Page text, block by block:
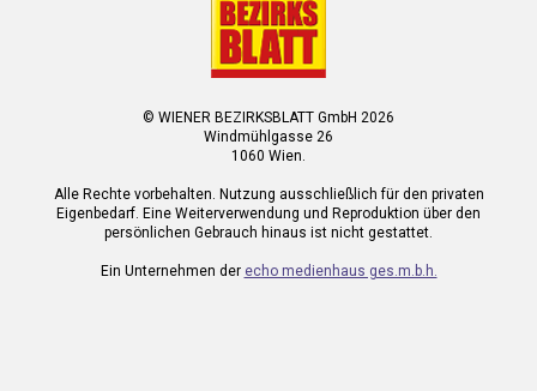
© WIENER BEZIRKSBLATT GmbH 2026
Windmühlgasse 26
1060 Wien.
Alle Rechte vorbehalten. Nutzung ausschließlich für den privaten
Eigenbedarf. Eine Weiterverwendung und Reproduktion über den
persönlichen Gebrauch hinaus ist nicht gestattet.
Ein Unternehmen der echo medienhaus ges.m.b.h.